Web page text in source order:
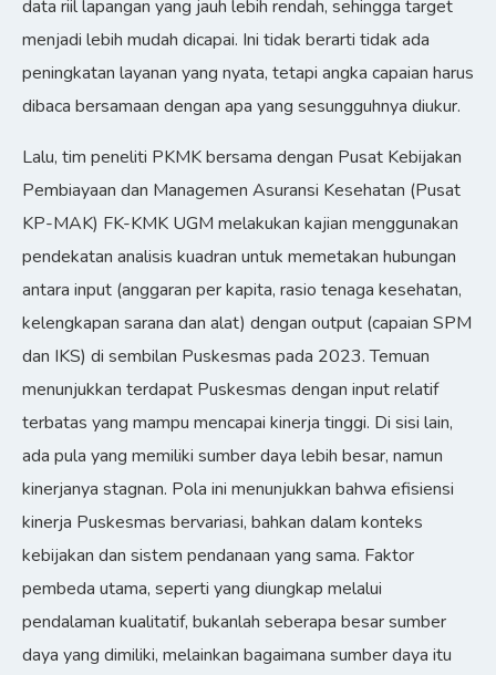
data riil lapangan yang jauh lebih rendah, sehingga target
menjadi lebih mudah dicapai. Ini tidak berarti tidak ada
peningkatan layanan yang nyata, tetapi angka capaian harus
dibaca bersamaan dengan apa yang sesungguhnya diukur.
Lalu, tim peneliti PKMK bersama dengan Pusat Kebijakan
Pembiayaan dan Managemen Asuransi Kesehatan (Pusat
KP-MAK) FK-KMK UGM melakukan kajian menggunakan
pendekatan analisis kuadran untuk memetakan hubungan
antara input (anggaran per kapita, rasio tenaga kesehatan,
kelengkapan sarana dan alat) dengan output (capaian SPM
dan IKS) di sembilan Puskesmas pada 2023. Temuan
menunjukkan terdapat Puskesmas dengan input relatif
terbatas yang mampu mencapai kinerja tinggi. Di sisi lain,
ada pula yang memiliki sumber daya lebih besar, namun
kinerjanya stagnan. Pola ini menunjukkan bahwa efisiensi
kinerja Puskesmas bervariasi, bahkan dalam konteks
kebijakan dan sistem pendanaan yang sama. Faktor
pembeda utama, seperti yang diungkap melalui
pendalaman kualitatif, bukanlah seberapa besar sumber
daya yang dimiliki, melainkan bagaimana sumber daya itu